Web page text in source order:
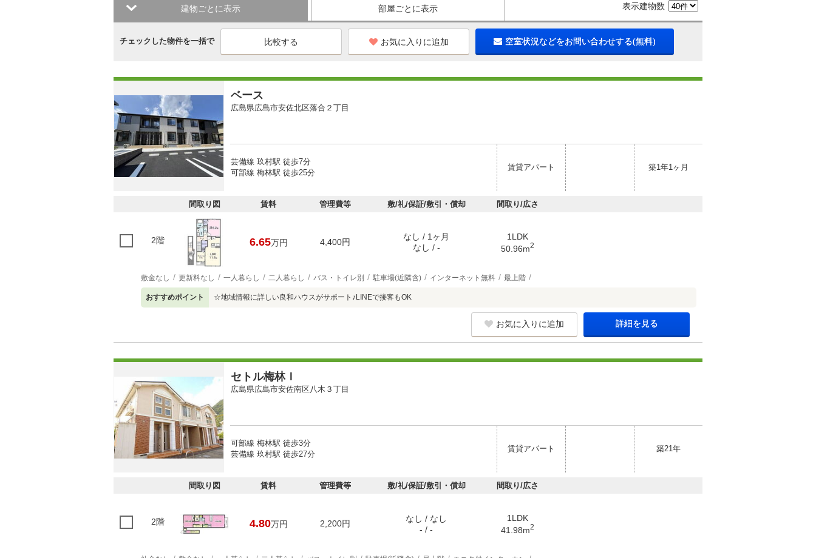
建物ごとに表示 部屋ごとに表示 表示建物数
チェックした物件を一括で お気に入りに追加 空室状況などをお問い合わせする(無料)
ベース
広島県広島市安佐北区落合２丁目
芸備線 玖村駅 徒歩7分
可部線 梅林駅 徒歩25分
賃貸アパート 築1年1ヶ月
間取り図 賃料 管理費等 敷/礼/保証/敷引・償却 間取り/広さ
2階 6.65万円 4,400円
なし / 1ヶ月
なし / -
1LDK
50.96m2
敷金なし 更新料なし 一人暮らし 二人暮らし バス・トイレ別 駐車場(近隣含) インターネット無料 最上階
おすすめポイント ☆地域情報に詳しい良和ハウスがサポート♪LINEで接客もOK
お気に入りに追加 詳細を見る
セトル梅林Ｉ
広島県広島市安佐南区八木３丁目
可部線 梅林駅 徒歩3分
芸備線 玖村駅 徒歩27分
賃貸アパート 築21年
間取り図 賃料 管理費等 敷/礼/保証/敷引・償却 間取り/広さ
2階 4.80万円 2,200円
なし / なし
- / -
1LDK
41.98m2